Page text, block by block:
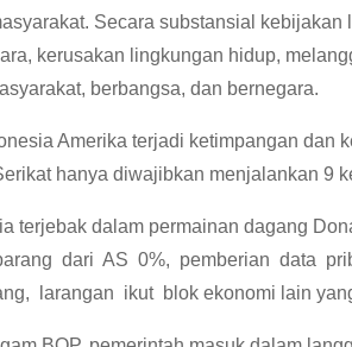
Secara substansial
kerusakan lingkungan hidup,
berbangsa, dan bernegara.
Amerika terjadi ketimpangan
hanya diwajibkan menjalankan 9
terjebak dalam permainan dagang
dari AS 0%, pemberian data
larangan ikut blok ekonomi lain